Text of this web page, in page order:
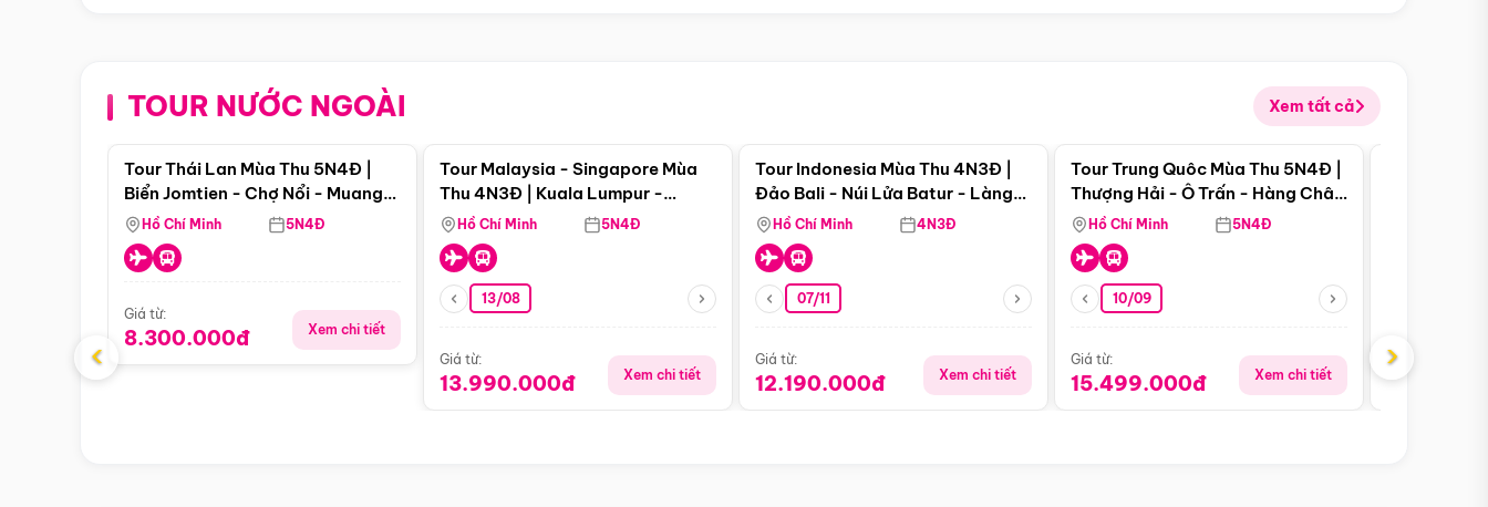
TOUR NƯỚC NGOÀI Xem tất cả
Điểm nổi bật
Tour Thái Lan Mùa Thu 5N4Đ |
Biển Jomtien - Chợ Nổi - Muang
Boran - Suanthai (Bay Vietnam
Airlines)
Hồ Chí Minh 5N4Đ
Giá từ:
8.300.000đ Xem chi tiết
Tour Malaysia - Singapore Mùa
Thu 4N3Đ | Kuala Lumpur -
Malacca - Johor Baru -
Singapore
Hồ Chí Minh 5N4Đ
13/08
Giá từ:
13.990.000đ Xem chi tiết
Tour Indonesia Mùa Thu 4N3Đ |
Đảo Bali - Núi Lửa Batur - Làng
Penglipuran
Hồ Chí Minh 4N3Đ
07/11
Giá từ:
12.190.000đ Xem chi tiết
Điểm nổi bật
Tour Trung Quôc Mùa Thu 5N4Đ |
Thượng Hải - Ô Trấn - Hàng Châu
(Tour Không Shopping)
Hồ Chí Minh 5N4Đ
10/09
Giá từ:
15.499.000đ Xem chi tiết
Giá từ:
‹ ›